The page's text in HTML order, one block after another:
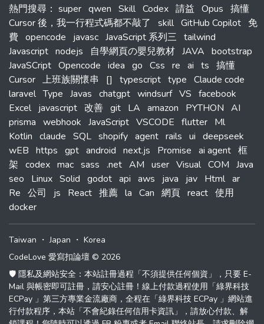
熱門搜尋 ： super qwen Skill Codex 請益 Opus 搞懂
Cursor 後，我一行程式碼都不敲了
skill GitHub Copilot 免
費 opencode javasc JavaScript 系列三 tailwind
Javascript nodejs 自學網頁の嬰兒教材 JAVA bootstrap
JavaSCript Opencode idea go Css re ai ts 搞懂
Cursor 上班族關懷串 [] typescript type Claude code
laravel Type Javas chatgpt windsurf VS facebook
Excel javascript 改善 git LA amazon PYTHON AI
prisma webhook JavaScript VSCODE flutter Ml
Kotlin claude SQL shopify agent rails ui deepseek
wEB https gpt android next.js Promise ai agent 框
架 codex mac sass .net AM user Visual COM Java
seo
Linux Solid godot api aws java jav Html ar
Re 公司 js React 推薦 la Can 網頁 react 使用
docker
Taiwan ・Japan ・ Korea
CodeLove 愛寫扣論壇 © 2026
🛡️ 隱私及網站安全：本站註冊過程「不須提供任何個資」，只要 E-
Mail 與帳密即可註冊，請安心註冊！線上付款過程使用「綠界科技
ECPay 」第三方專業金流廠商，全程在「綠界科技 ECPay 」網站進
行付款程序，本站「不會紀錄任何信用卡資訊」，請放心付款、解